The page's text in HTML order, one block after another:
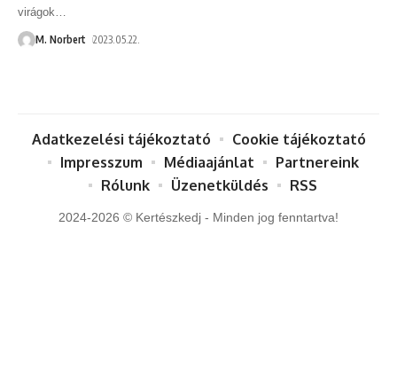
virágok
M. Norbert 2023.05.22.
2024-2026 © Kertészkedj - Minden jog fenntartva!
Adatkezelési tájékoztató
Cookie tájékoztató
Impresszum
Médiaajánlat
Partnereink
Rólunk
Üzenetküldés RSS